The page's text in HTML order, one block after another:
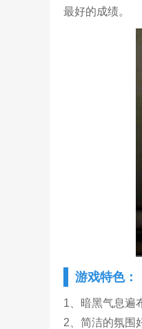
最好的成绩。
游戏特色：
1、暗黑气息遍
2、简洁的氛围